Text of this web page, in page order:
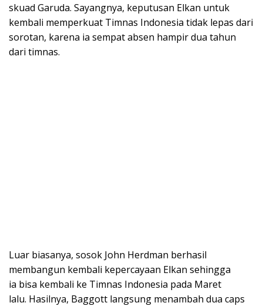
skuad Garuda. Sayangnya, keputusan Elkan untuk
kembali memperkuat Timnas Indonesia tidak lepas dari
sorotan, karena ia sempat absen hampir dua tahun
dari timnas.
Luar biasanya, sosok John Herdman berhasil
membangun kembali kepercayaan Elkan sehingga
ia bisa kembali ke Timnas Indonesia pada Maret
lalu. Hasilnya, Baggott langsung menambah dua caps